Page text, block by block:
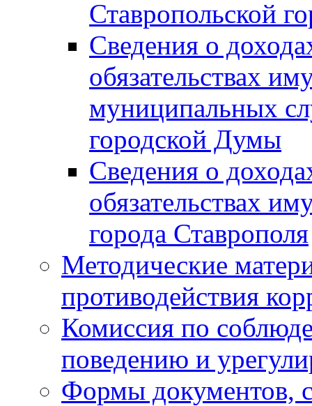
Ставропольской
Сведения о
обязательствах
муниципальных
городской Думы
Сведения о
обязательствах
города Ставрополя
Методические
противодействия
Комиссия по
поведению и
Формы документов,